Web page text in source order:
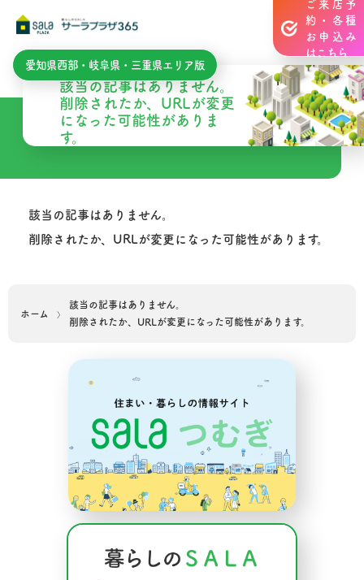
愛知県西部・岐阜県・三重県エリア版
ご来店予
約・各種
お申込み
はこちら
Topics
該当の記事はありません。
削除されたか、URLが変更
になった可能性がありま
す。
該当の記事はありません。
削除されたか、URLが変更になった可能性があります。
ホーム
該当の記事はありません。
削除されたか、URLが変更になった可能性があります。